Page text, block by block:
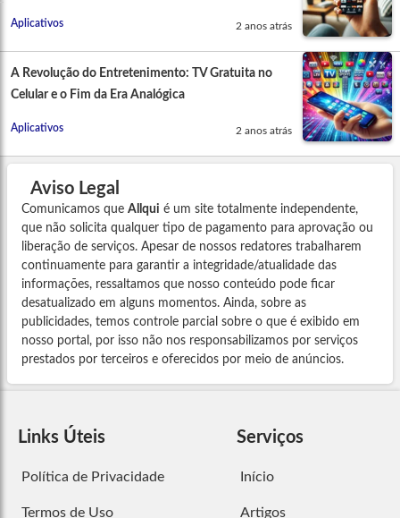
Aplicativos 2 anos atrás
A Revolução do Entretenimento: TV Gratuita no
Celular e o Fim da Era Analógica
Aplicativos 2 anos atrás
Aviso Legal
Comunicamos que Allqui é um site totalmente independente,
que não solicita qualquer tipo de pagamento para aprovação ou
liberação de serviços. Apesar de nossos redatores trabalharem
continuamente para garantir a integridade/atualidade das
informações, ressaltamos que nosso conteúdo pode ficar
desatualizado em alguns momentos. Ainda, sobre as
publicidades, temos controle parcial sobre o que é exibido em
nosso portal, por isso não nos responsabilizamos por serviços
prestados por terceiros e oferecidos por meio de anúncios.
Links Úteis
Política de Privacidade
Termos de Uso
Serviços
Início
Artigos